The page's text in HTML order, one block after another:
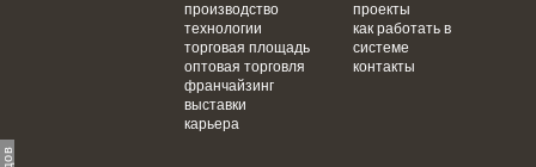
производство
технологии
торговая площадь
оптовая торговля
франчайзинг
выставки
карьера
проекты
как работать в
системе
контакты